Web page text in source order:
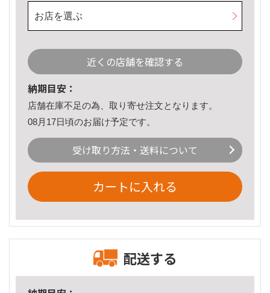
お店を選ぶ
近くの店舗を確認する
納期目安：
店舗在庫不足の為、取り寄せ注文となります。
08月17日頃のお届け予定です。
受け取り方法・送料について
カートに入れる
配送する